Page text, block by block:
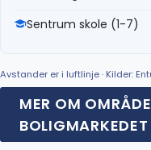
Sentrum skole (1-7)
Avstander er i luftlinje · Kilder:
MER OM